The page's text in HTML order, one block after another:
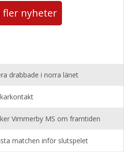
fler nyheter
drabbade i norra länet
Vimmerby MS om framtiden
matchen inför slutspelet